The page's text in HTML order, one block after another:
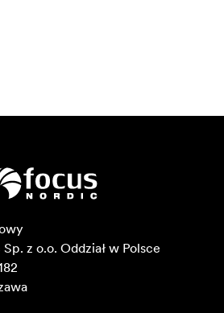
z o.o. Oddział w Polsce